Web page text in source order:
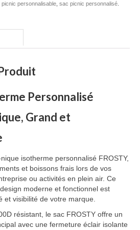
personnalisable sac picnic personnalisé
Personnalisé
Grand et
isotherme personnalisé FROSTY,
et boissons frais lors de vos
ou activités en plein air. Ce
moderne et fonctionnel est
et visibilité de votre marque.
résistant, le sac FROSTY offre un
avec une fermeture éclair isolante